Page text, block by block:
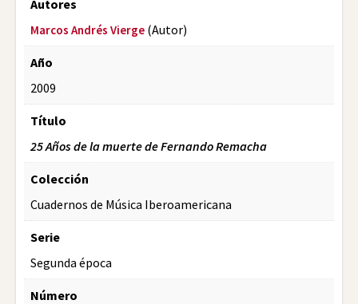
Autores
Marcos Andrés Vierge (Autor)
Año
2009
Título
25 Años de la muerte de Fernando Remacha
Colección
Cuadernos de Música Iberoamericana
Serie
Segunda época
Número